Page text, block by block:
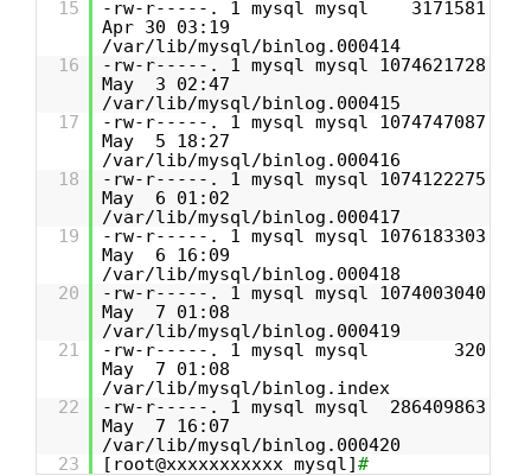
15
-rw-r-----. 1 mysql mysql 3171581
Apr 30 03:19
/var/lib/mysql/binlog.000414
16
-rw-r-----. 1 mysql mysql 1074621728
May 3 02:47
/var/lib/mysql/binlog.000415
17
-rw-r-----. 1 mysql mysql 1074747087
May 5 18:27
/var/lib/mysql/binlog.000416
18
-rw-r-----. 1 mysql mysql 1074122275
May 6 01:02
/var/lib/mysql/binlog.000417
19
-rw-r-----. 1 mysql mysql 1076183303
May 6 16:09
/var/lib/mysql/binlog.000418
20
-rw-r-----. 1 mysql mysql 1074003040
May 7 01:08
/var/lib/mysql/binlog.000419
21
-rw-r-----. 1 mysql mysql 320
May 7 01:08
/var/lib/mysql/binlog.index
22
-rw-r-----. 1 mysql mysql 286409863
May 7 16:07
/var/lib/mysql/binlog.000420
23
[root@xxxxxxxxxxx mysql]#